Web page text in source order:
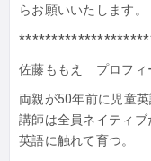
らお願いいたします 。
佐藤ももえ プロフィ
両親が50年前に児童英
講師は全員ネイティ
英語に触れて育つ。